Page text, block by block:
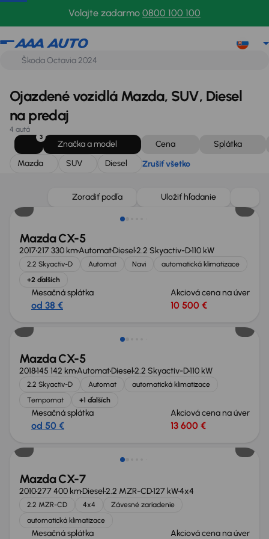
Volajte zadarmo 0800 100 100
Mazda
Ojazdené vozidlá Mazda, SUV, Diesel
na predaj
4 autá
3
Značka a model Cena
Splátka
Mazda
SUV Diesel Zrušiť všetko
Zoradiť podľa Uložiť hľadanie
Mazda CX-5
2017217 330 kmAutomatDiesel2.2 Skyactiv-D110 kW
2.2 Skyactiv-D Automat Navi
automatická klimatizace
+2 ďalších
Mesačná splátka
od 38 €
Akciová cena na úver
10 500 €
Zlacnené o 400 €
Mazda CX-5
2018145 142 kmAutomatDiesel2.2 Skyactiv-D110 kW
2.2 Skyactiv-D Automat
automatická klimatizace
Tempomat
+1 ďalších
Mesačná splátka
od 50 €
Akciová cena na úver
13 600 €
Mazda CX-7
2010277 400 kmDiesel2.2 MZR-CD127 kW4x4
2.2 MZR-CD 4x4
Závesné zariadenie
automatická klimatizace
Mesačná splátka Akciová cena na úver